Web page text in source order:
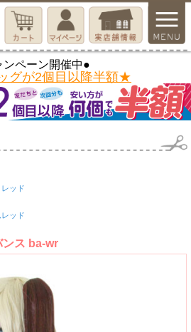
ンペーン開催中●
グが2個目以降半額★
レッド
ッド
ンス ba-wr